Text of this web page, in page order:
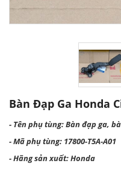
Bàn Đạp Ga Honda
- Tên phụ tùng: Bàn đạp ga,
- Mã phụ tùng: 17800-T5A-A01
- Hãng sản xuất: Honda